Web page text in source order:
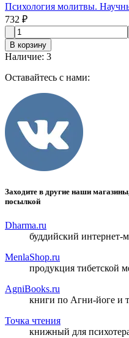
Психология молитвы.
732 ₽
В корзину
Наличие: 3
Оставайтесь с нами:
Заходите в другие наши
посылкой
Dharma.ru
буддийский интернет-
MenlaShop.ru
продукция тибетской
AgniBooks.ru
книги по Агни-йоге и
Точка чтения
книжный для